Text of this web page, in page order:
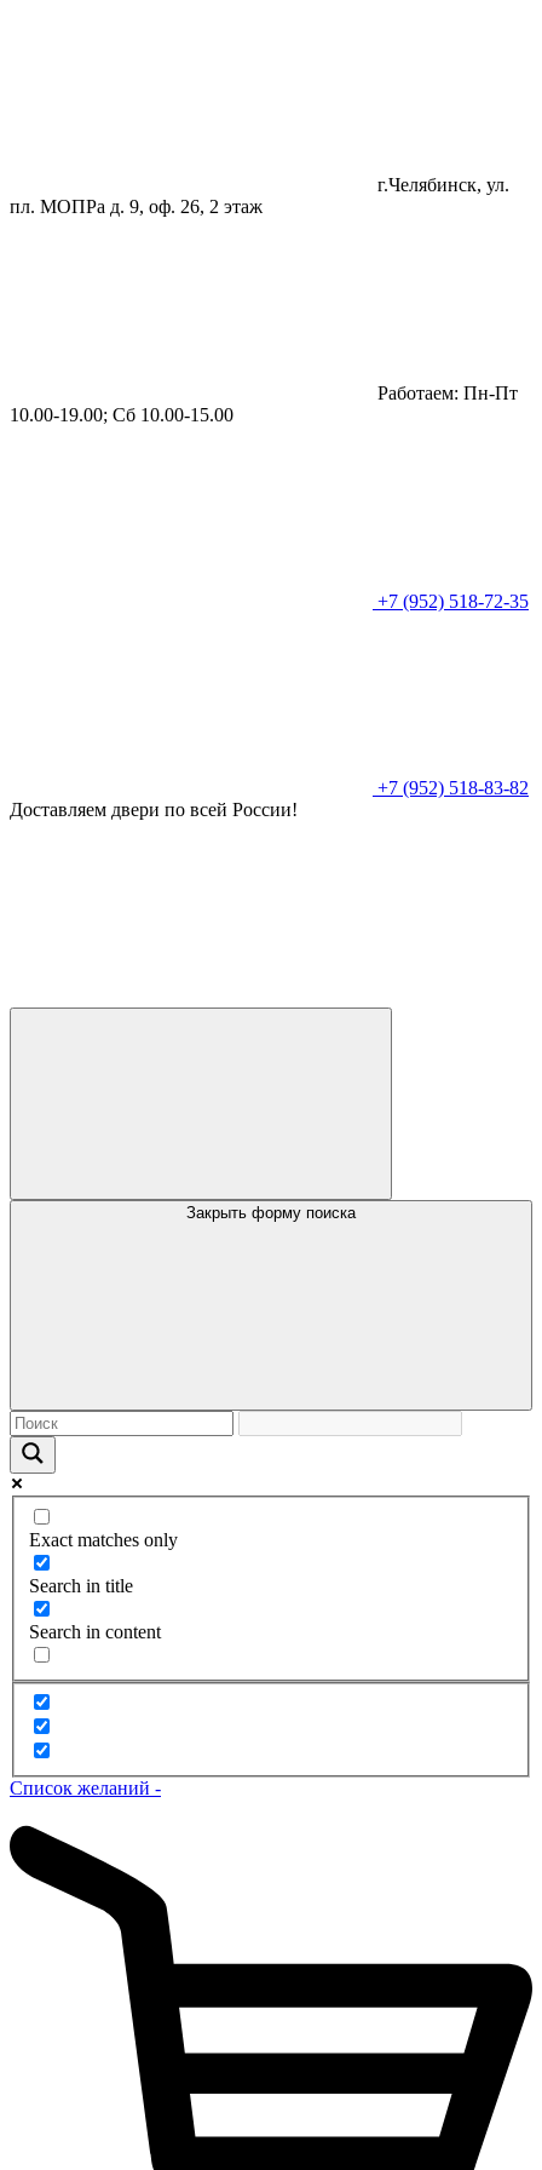
г.Челябинск, ул.
пл. МОПРа д. 9, оф. 26, 2 этаж
Работаем: Пн-Пт
10.00-19.00; Сб 10.00-15.00
+7 (952) 518-72-35
+7 (952) 518-83-82
Доставляем двери по всей России!
Закрыть форму поиска
Exact matches only
Search in title
Search in content
Список желаний -